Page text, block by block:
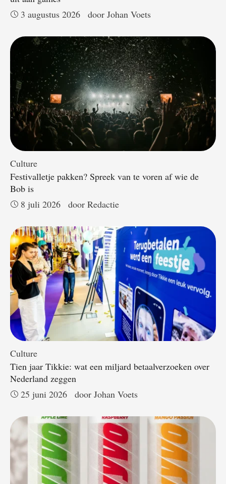
3 augustus 2026
door Johan Voets
Culture
Festivalletje pakken? Spreek van te voren af wie de
Bob is
8 juli 2026
door Redactie
Culture
Tien jaar Tikkie: wat een miljard betaalverzoeken over
Nederland zeggen
25 juni 2026
door Johan Voets